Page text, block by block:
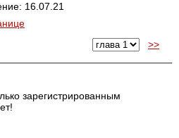
16.07.21
>>
зарегистрированным